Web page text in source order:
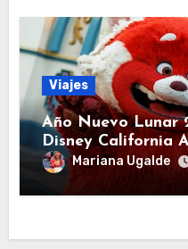
Viajes
Año Nuevo Lunar
Disney California
experiencia llena
Mariana Ugalde